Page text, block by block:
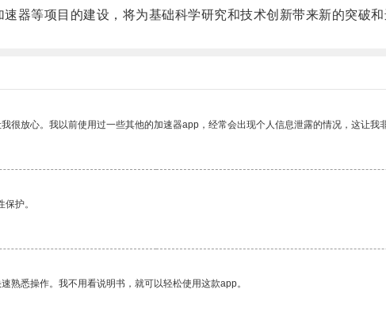
等项目的建设，将为基础科学研究和技术创新带来新的突破和
放心。我以前使用过一些其他的加速器app，经常会出现个人信息泄露的情况，这让我
护。
熟悉操作。我不用看说明书，就可以轻松使用这款app。